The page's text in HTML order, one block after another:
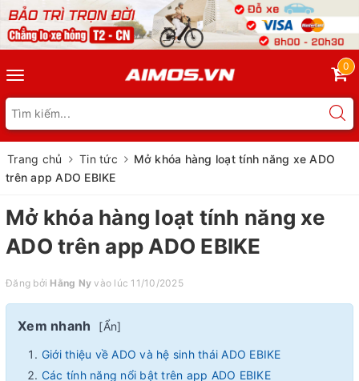
Toggle
navigation
0
Trang chủ Tin tức
Mở khóa hàng loạt tính năng xe ADO
trên app ADO EBIKE
Mở khóa hàng loạt tính năng xe
ADO trên app ADO EBIKE
Đăng bởi Hằng Ny vào lúc 11/10/2025
Xem nhanh [Ẩn]
Giới thiệu về ADO và hệ sinh thái ADO EBIKE
Các tính năng nổi bật trên app ADO EBIKE